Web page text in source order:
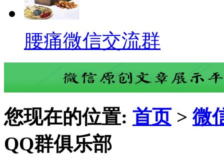
腰痛微信交流群
您现在的位置: 首页 >微
QQ群俱乐部